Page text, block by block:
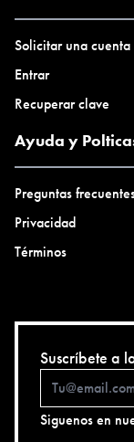
Solicitar una cuenta
Entrar
Recuperar clave
Ayuda y
Preguntas
Privacidad
Términos
Suscríbete a
Siguenos en